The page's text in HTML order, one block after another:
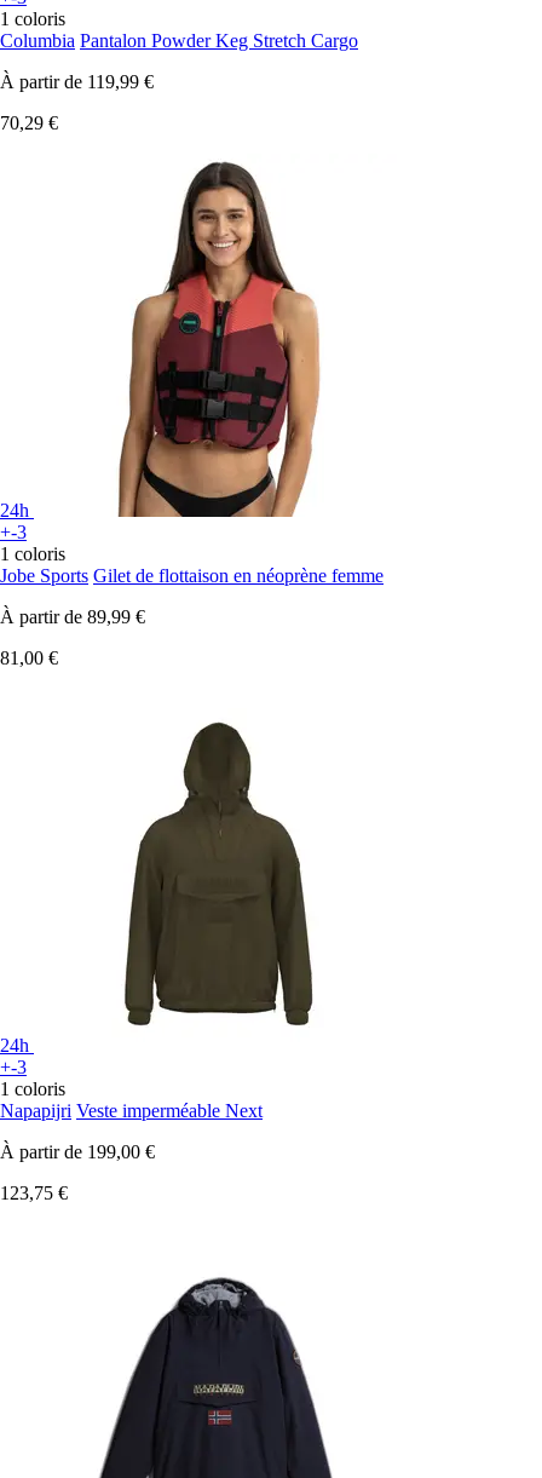
1 coloris
Columbia Pantalon Powder Keg Stretch Cargo
À partir de 119,99 €
70,29 €
24h
+-3
1 coloris
Jobe Sports Gilet de flottaison en néoprène femme
À partir de 89,99 €
81,00 €
24h
+-3
1 coloris
Napapijri Veste imperméable Next
À partir de 199,00 €
123,75 €